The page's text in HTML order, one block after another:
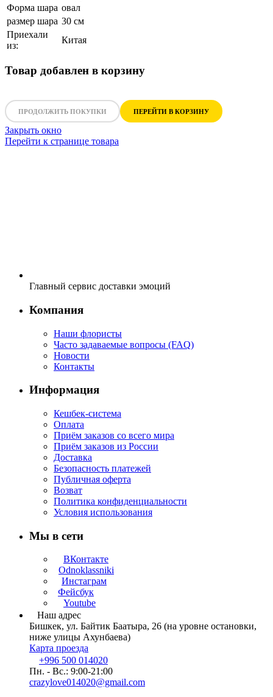
Форма шара овал
размер шара 30 см
Приехали
из:
Китая
Товар добавлен в корзину
ПРОДОЛЖИТЬ ПОКУПКИ ПЕРЕЙТИ В КОРЗИНУ
Закрыть окно
Перейти к странице товара
Главный сервис доставки эмоций
Компания
Наши флористы
Часто задаваемые вопросы (FAQ)
Новости
Контакты
Информация
Кешбек-система
Оплата
Приём заказов со всего мира
Приём заказов из России
Доставка
Безопасность платежей
Публичная оферта
Возват
Политика конфиденциальности
Условия использования
Мы в сети
ВКонтакте
Odnoklassniki
Инстаграм
Фейсбук
Youtube
Наш адрес
Бишкек, ул. Байтик Баатыра, 26 (на уровне остановки,
ниже улицы Ахунбаева)
Карта проезда
+996 500 014020
Пн. - Вс.: 9:00-21:00
crazylove014020@gmail.com